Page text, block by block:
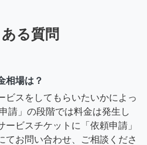
る質問
相場は？
ビスをしてもらいたいかによっ
請」の段階では料金は発生し
ービスチケットに「依頼申請」
てお問い合わせ、ご相談くださ